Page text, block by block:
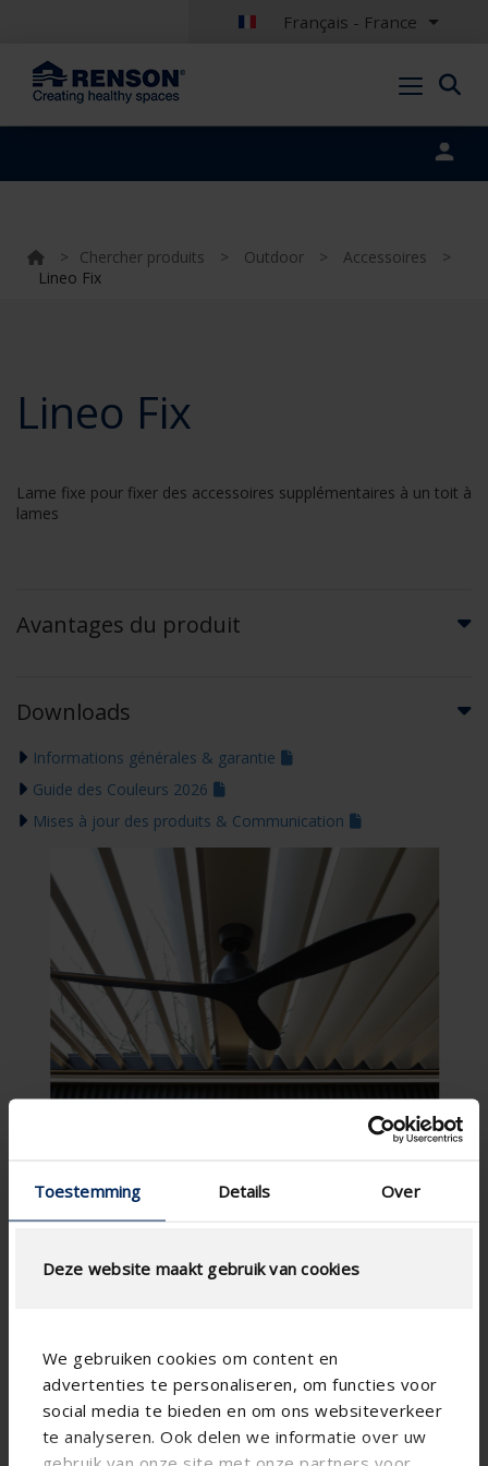
Toestemming Details Over
Deze website maakt gebruik van cookies
We gebruiken cookies om content en
advertenties te personaliseren, om functies voor
social media te bieden en om ons websiteverkeer
te analyseren. Ook delen we informatie over uw
Français - France
> Chercher produits > Outdoor > Accessoires
>
Lineo Fix
Lineo Fix
Lame fixe pour fixer des accessoires supplémentaires à un toit à
lames
Avantages du produit
Downloads
Informations générales & garantie
Guide des Couleurs 2026
Mises à jour des produits & Communication